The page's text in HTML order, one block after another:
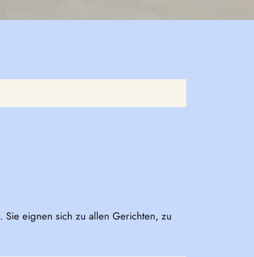
. Sie eignen sich zu allen Gerichten, zu